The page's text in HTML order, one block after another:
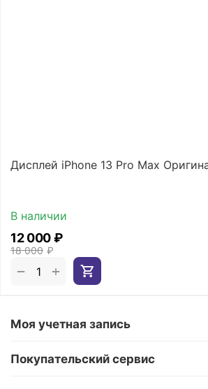
Дисплей iPhone 13 Pro Max
В наличии
18 000 ₽
12 000₽
+
−
Моя учетная запись
Покупательский сервис